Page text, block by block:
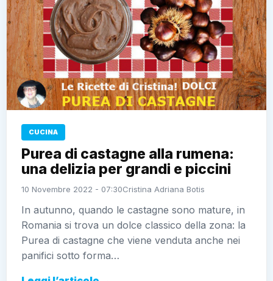
CUCINA
Purea di castagne alla rumena:
una delizia per grandi e piccini
10 Novembre 2022 - 07:30Cristina Adriana Botis
In autunno, quando le castagne sono mature, in
Romania si trova un dolce classico della zona: la
Purea di castagne che viene venduta anche nei
panifici sotto forma…